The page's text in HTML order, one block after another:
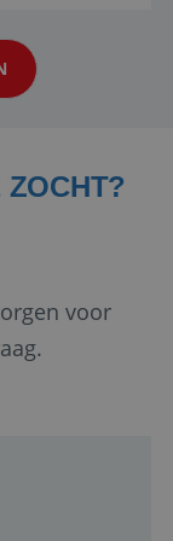
te
ZOCHT?
voor